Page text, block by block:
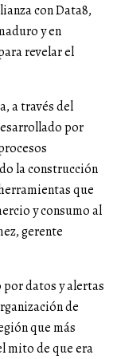
con Data8,
y en
revelar el
a través del
por
la construcción
que
y consumo al
gerente
datos y alertas
de
que más
mito de que era